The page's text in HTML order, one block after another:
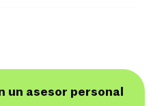
un asesor personal